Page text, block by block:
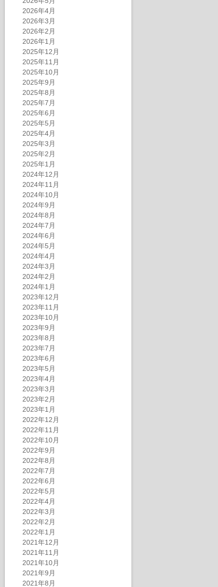
2026年4月
2026年3月
2026年2月
2026年1月
2025年12月
2025年11月
2025年10月
2025年9月
2025年8月
2025年7月
2025年6月
2025年5月
2025年4月
2025年3月
2025年2月
2025年1月
2024年12月
2024年11月
2024年10月
2024年9月
2024年8月
2024年7月
2024年6月
2024年5月
2024年4月
2024年3月
2024年2月
2024年1月
2023年12月
2023年11月
2023年10月
2023年9月
2023年8月
2023年7月
2023年6月
2023年5月
2023年4月
2023年3月
2023年2月
2023年1月
2022年12月
2022年11月
2022年10月
2022年9月
2022年8月
2022年7月
2022年6月
2022年5月
2022年4月
2022年3月
2022年2月
2022年1月
2021年12月
2021年11月
2021年10月
2021年9月
2021年8月